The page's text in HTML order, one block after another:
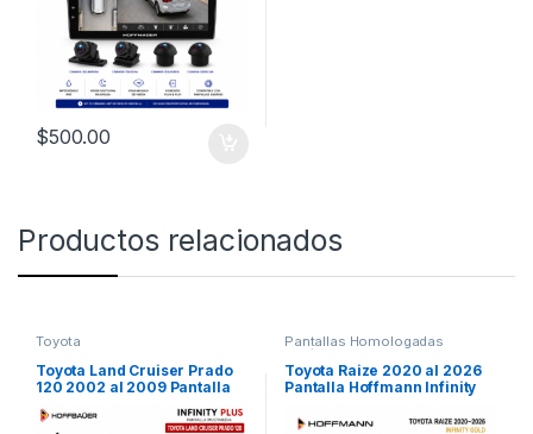
$500.00
Productos relacionados
Toyota
Toyota Land Cruiser Prado
120 2002 al 2009 Pantalla
Hoffbaüer Infinity Plus
CarPlay & Android Auto
Pantallas Homologadas
Vehículos Comerciales
Toyota Raize 2020 al 2026
Pantalla Hoffmann Infinity
Sistema Linux